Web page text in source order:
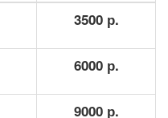
3500 р.
6000 р.
9000 р.